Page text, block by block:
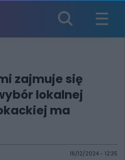
zajmuje się
lokalnej
ma
16/12/2024 - 12:35